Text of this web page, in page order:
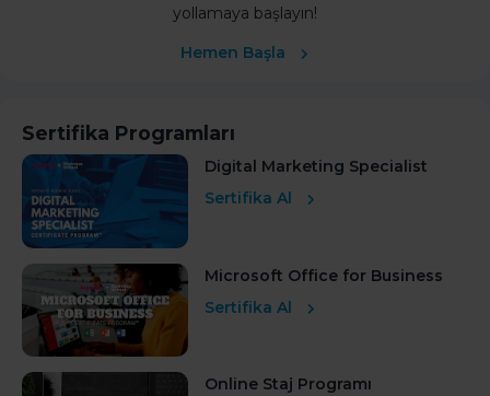
yollamaya başlayın!
Hemen Başla
Sertifika Programları
Digital Marketing Specialist
Sertifika Al
Microsoft Office for Business
Sertifika Al
Online Staj Programı